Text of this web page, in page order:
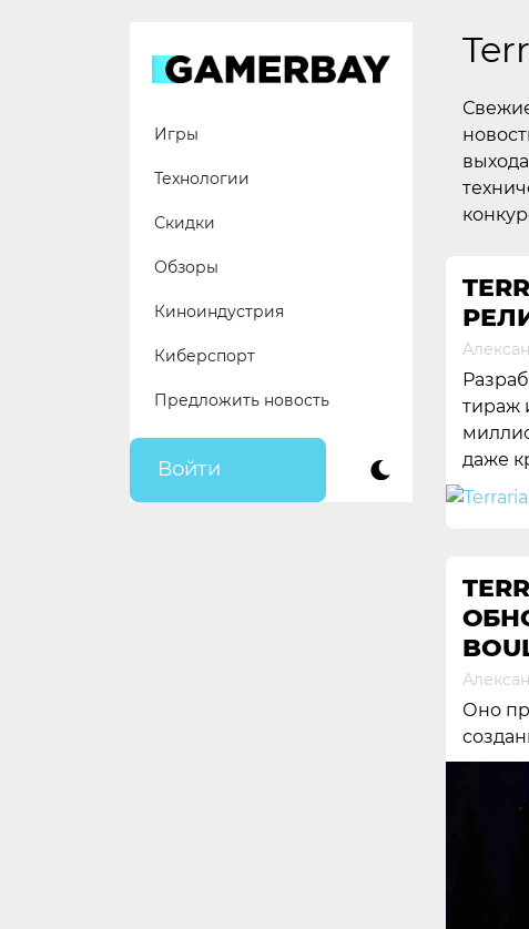
Игры
Технологии
Скидки
Обзоры
Киноиндустрия
Киберспорт
Предложить новость
Войти
тираж
даже
Оно